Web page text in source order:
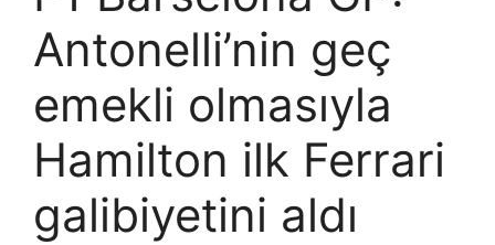
Antonelli’nin geç
emekli olmasıyla
Hamilton ilk Ferrari
galibiyetini aldı